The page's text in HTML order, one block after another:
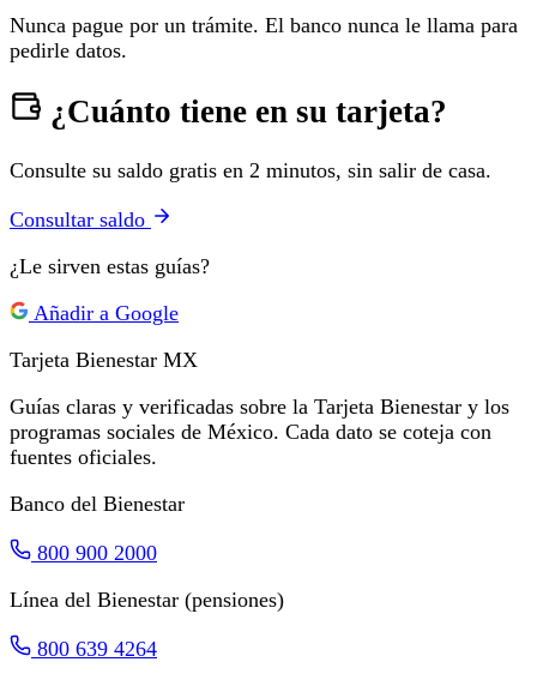
Nunca pague por un trámite. El banco nunca le llama para
pedirle datos.
¿Cuánto tiene en su tarjeta?
Consulte su saldo gratis en 2 minutos, sin salir de casa.
Consultar saldo
¿Le sirven estas guías?
Añadir a Google
Tarjeta Bienestar MX
Guías claras y verificadas sobre la Tarjeta Bienestar y los
programas sociales de México. Cada dato se coteja con
fuentes oficiales.
Banco del Bienestar
800 900 2000
Línea del Bienestar (pensiones)
800 639 4264